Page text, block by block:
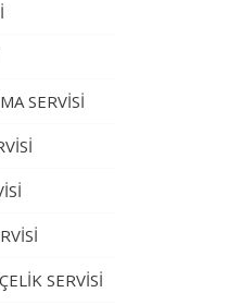
SERVİSİ
SERVİSİ